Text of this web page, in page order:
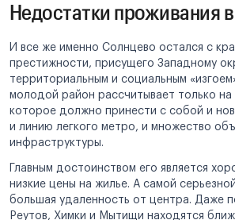
Недостатки проживания
И все же именно Солнцево остался с
престижности, присущего Западному
территориальным и социальным
молодой район рассчитывает только
которое должно принести с собой и
и линию легкого метро, и множество
инфраструктуры.
Главным достоинством его является
низкие цены на жилье. А самой
большая удаленность от центра. Даже
Реутов, Химки и Мытищи находятся